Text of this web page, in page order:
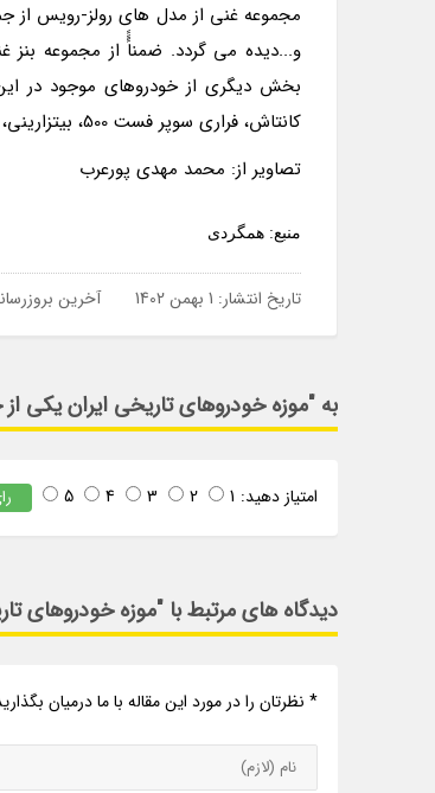
بخش دیگری از خودروهای موجود در
کانتاش، فراری سوپر فست 500، بیتزارینی، چند مدل پورشه مانند پورشه مدل 356، پورشه 911 توربو و…اشاره کرد.
تصاویر از: محمد مهدی پورعرب
منبع: همگردی
تاریخ انتشار: 1 بهمن 1402 آخرین
به "موزه خودروهای تاریخی ایران یکی
امتیاز دهید: 1
2
3
4
5
دیدگاه های مرتبط با "موزه خودروهای
* نظرتان را در مورد این مقاله با ما درمیان